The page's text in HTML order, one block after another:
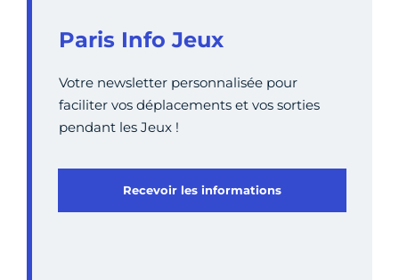
Paris Info Jeux
Votre newsletter personnalisée pour
faciliter vos déplacements et vos sorties
pendant les Jeux !
Recevoir les informations